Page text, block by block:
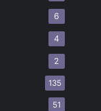
6
4
2
135
51